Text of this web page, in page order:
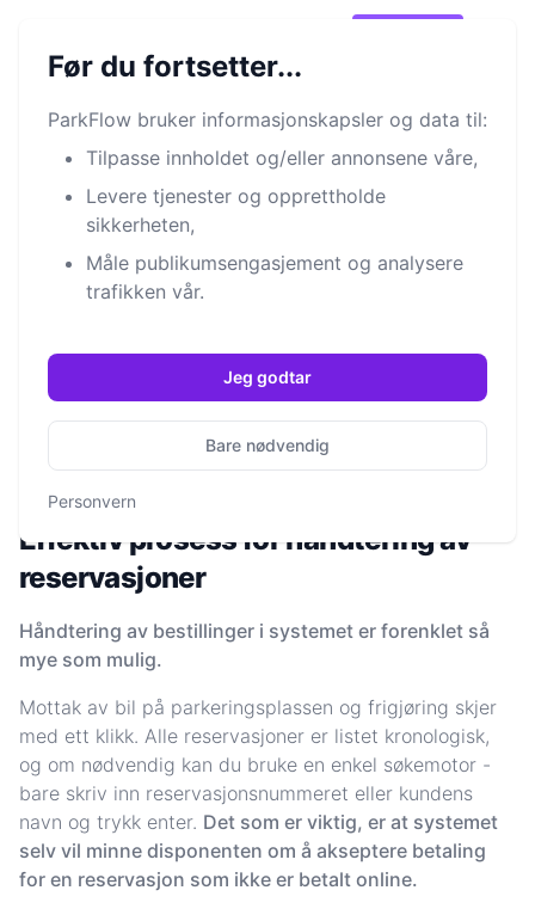
Dashbord - Ditt
kommandosenter
Parkeringsplassadministrasjon har aldri vært
så enkelt!
Kom i gang
Effektiv prosess for håndtering av
reservasjoner
Håndtering av bestillinger i systemet er forenklet så
mye som mulig.
Mottak av bil på parkeringsplassen og frigjøring skjer
med ett klikk. Alle reservasjoner er listet kronologisk,
og om nødvendig kan du bruke en enkel søkemotor -
bare skriv inn reservasjonsnummeret eller kundens
navn og trykk enter. Det som er viktig, er at systemet
selv vil minne disponenten om å akseptere betaling
for en reservasjon som ikke er betalt online.
Før du fortsetter...
ParkFlow bruker informasjonskapsler og data til:
Tilpasse innholdet og/eller annonsene våre,
Levere tjenester og opprettholde
sikkerheten,
Måle publikumsengasjement og analysere
trafikken vår.
Jeg godtar
Bare nødvendig
Personvern